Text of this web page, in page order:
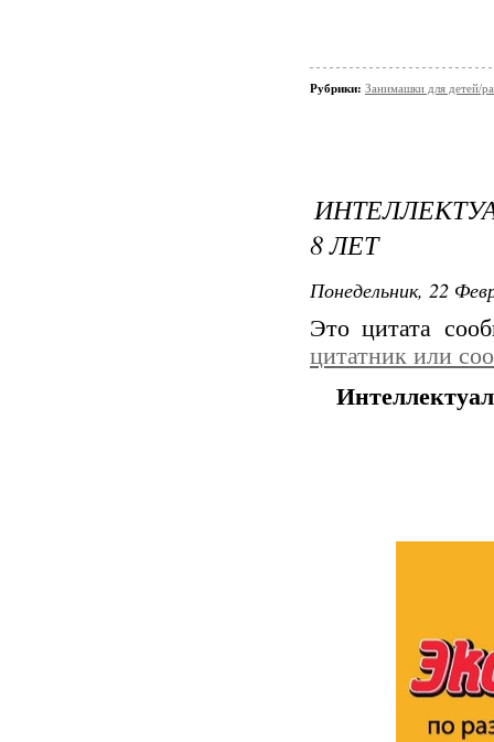
Рубрики: Занимашки для детей/
8 ЛЕТ
Понедельник, 22
Это цитата
цитатник или